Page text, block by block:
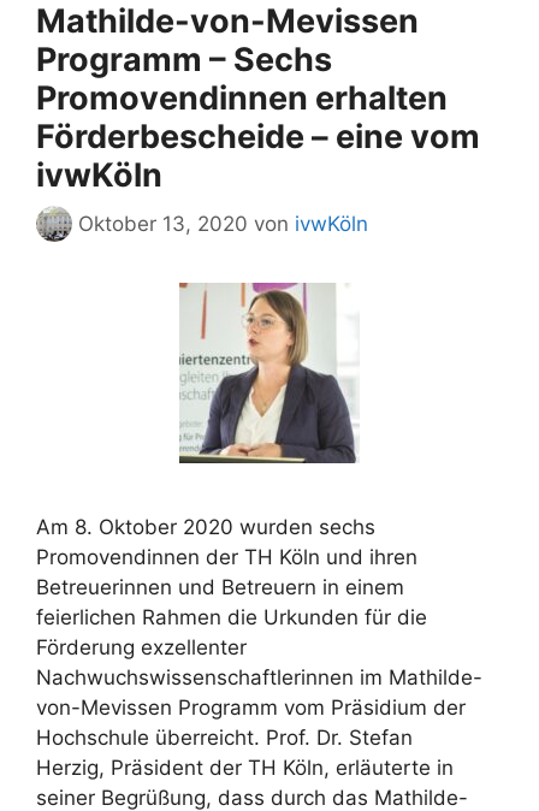
Mathilde-von-Mevissen
Programm – Sechs
Promovendinnen erhalten
Förderbescheide – eine vom
ivwKöln
Oktober 13, 2020 von ivwKöln
Am 8. Oktober 2020 wurden sechs
Promovendinnen der TH Köln und ihren
Betreuerinnen und Betreuern in einem
feierlichen Rahmen die Urkunden für die
Förderung exzellenter
Nachwuchswissenschaftlerinnen im Mathilde-
von-Mevissen Programm vom Präsidium der
Hochschule überreicht. Prof. Dr. Stefan
Herzig, Präsident der TH Köln, erläuterte in
seiner Begrüßung, dass durch das Mathilde-